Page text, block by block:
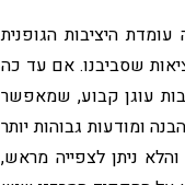
היציבות הגופנית
שסביבנו. אם עד כה
עוגן קבוע, שמאפשר
ומודעות גבוהות יותר
ניתן לצפייה מראש,